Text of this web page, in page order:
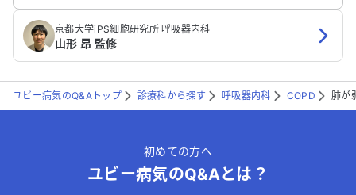
京都大学iPS細胞研究所 呼吸器内科
山形 昂 監修
ユビー病気のQ&Aトップ 診療科から探す 呼吸器内科 COPD 肺が
初めての方へ
ユビー病気のQ&Aとは？